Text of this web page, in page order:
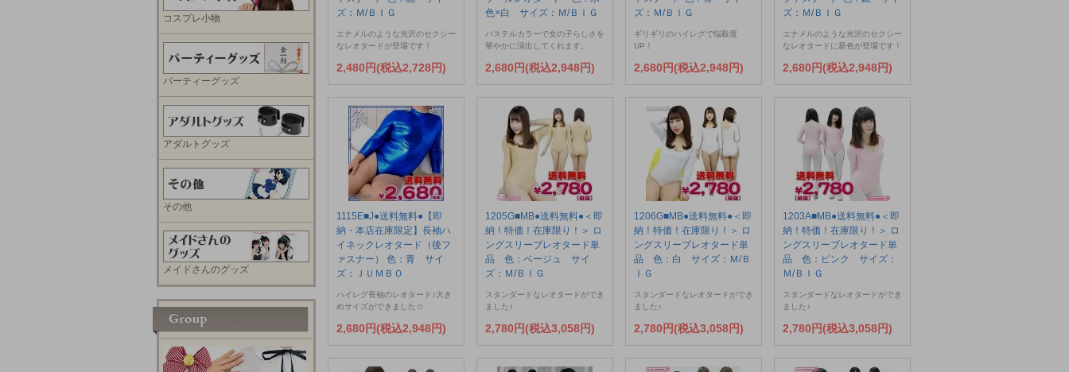
ズ：Ｍ/ＢＩＧ
エナメルのような光沢のセクシー
なレオタードが登場です！
2,480円(税込2,728円)
色×白 サイズ：Ｍ/ＢＩＧ
パステルカラーで女の子らしさを
華やかに演出してくれます。
2,680円(税込2,948円)
ズ：Ｍ/ＢＩＧ
ギリギリのハイレグで悩殺度
UP！
2,680円(税込2,948円)
ズ：Ｍ/ＢＩＧ
エナメルのような光沢のセクシー
なレオタードに新色が登場です！
2,680円(税込2,948円)
1115E■J●送料無料●【即
納・本店在庫限定】長袖ハ
イネックレオタード（後フ
ァスナー） 色：青 サイ
ズ：ＪＵＭＢＯ
ハイレグ長袖のレオタード♪大き
めサイズができました☆
2,680円(税込2,948円)
1205G■MB●送料無料●＜即
納！特価！在庫限り！＞ ロ
ングスリーブレオタード単
品 色：ベージュ サイ
ズ：Ｍ/ＢＩＧ
スタンダードなレオタードができ
ました♪
2,780円(税込3,058円)
1206G■MB●送料無料●＜即
納！特価！在庫限り！＞ ロ
ングスリーブレオタード単
品 色：白 サイズ：Ｍ/Ｂ
ＩＧ
スタンダードなレオタードができ
ました♪
2,780円(税込3,058円)
1203A■MB●送料無料●＜即
納！特価！在庫限り！＞ ロ
ングスリーブレオタード単
品 色：ピンク サイズ：
Ｍ/ＢＩＧ
スタンダードなレオタードができ
ました♪
2,780円(税込3,058円)
コスプレ小物
パーティーグッズ
アダルトグッズ
その他
メイドさんのグッズ